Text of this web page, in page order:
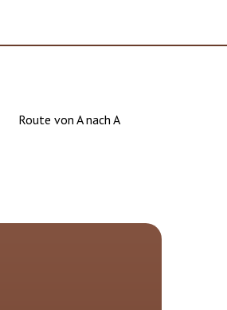
Route von A nach A